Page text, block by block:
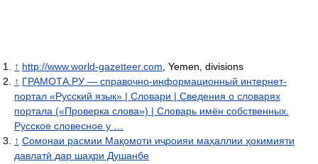
↑ http://www.world-gazetteer.com, Yemen, divisions
↑ ГРАМОТА.РУ — справочно-информационный интернет-
портал «Русский язык» | Словари | Сведения о словарях
портала («Проверка слова») | Словарь имён собственных.
Русское словесное у …
↑ Сомонаи расмии Мақомоти иҷроияи маҳаллии ҳокимияти
давлатӣ дар шаҳри Душанбе